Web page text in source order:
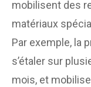
mobilisent des
matériaux
Par exemple, la
s’étaler sur
mois, et